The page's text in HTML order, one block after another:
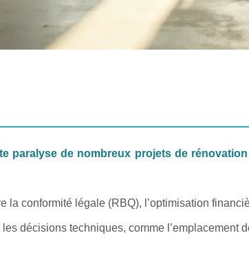
paralyse de nombreux projets de
la conformité légale (RBQ), l’optimisation
décisions techniques, comme l’emplacement